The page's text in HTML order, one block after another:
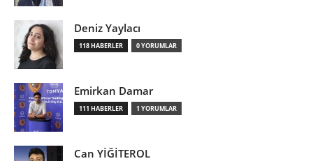
Deniz Yaylacı
118 HABERLER 0 YORUMLAR
Emirkan Damar
111 HABERLER 1 YORUMLAR
Can YİĞİTEROL